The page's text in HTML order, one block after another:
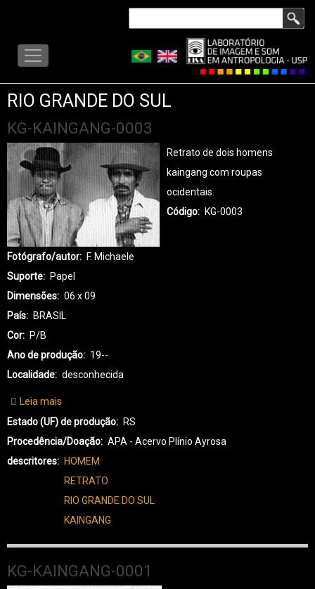
conteúdo
LISA
MENU
RIO GRANDE DO SUL
KG-KAINGANG-0003
Retrato de dois homens
kaingang com roupas
ocidentais.
Código
KG-0003
Fotógrafo/autor
F. Michaele
Suporte
Papel
Dimensões
06 x 09
País
BRASIL
Cor
P/B
Ano de produção
19--
Localidade
desconhecida
Leia mais
KG-
KAINGANG-
0003
Estado (UF) de produção
RS
Procedência/Doação
APA - Acervo Plínio Ayrosa
descritores
HOMEM
RETRATO
RIO GRANDE DO SUL
KAINGANG
KG-KAINGANG-0001